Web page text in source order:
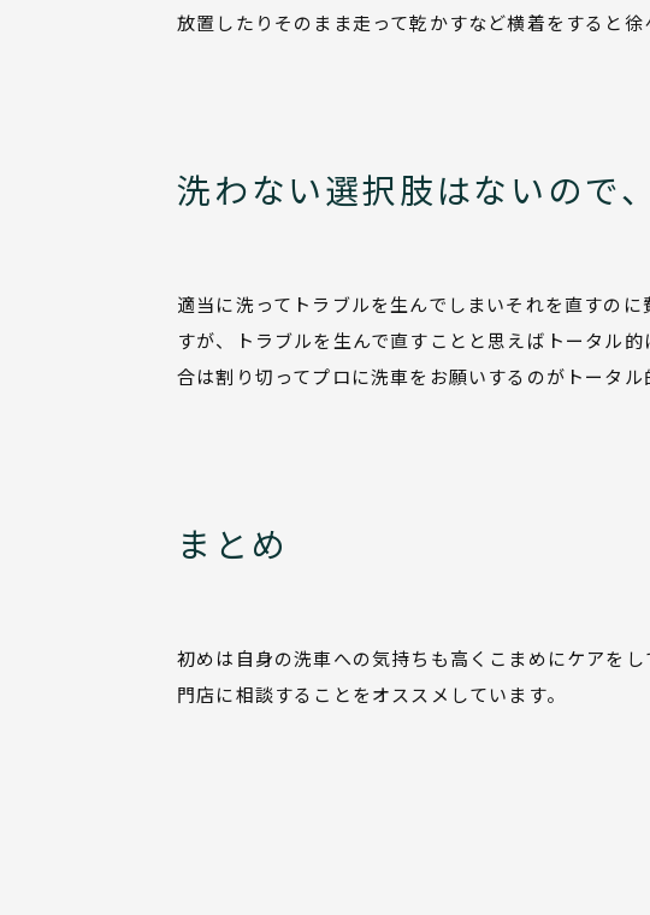
放置したりそのまま走って乾かすなど横着をすると
洗わない選択肢はないので
適当に洗ってトラブルを生んでしまいそれを直すの
すが、トラブルを生んで直すことと思えばトータル
合は割り切ってプロに洗車をお願いするのがトータ
まとめ
初めは自身の洗車への気持ちも高くこまめにケアを
門店に相談することをオススメしています。